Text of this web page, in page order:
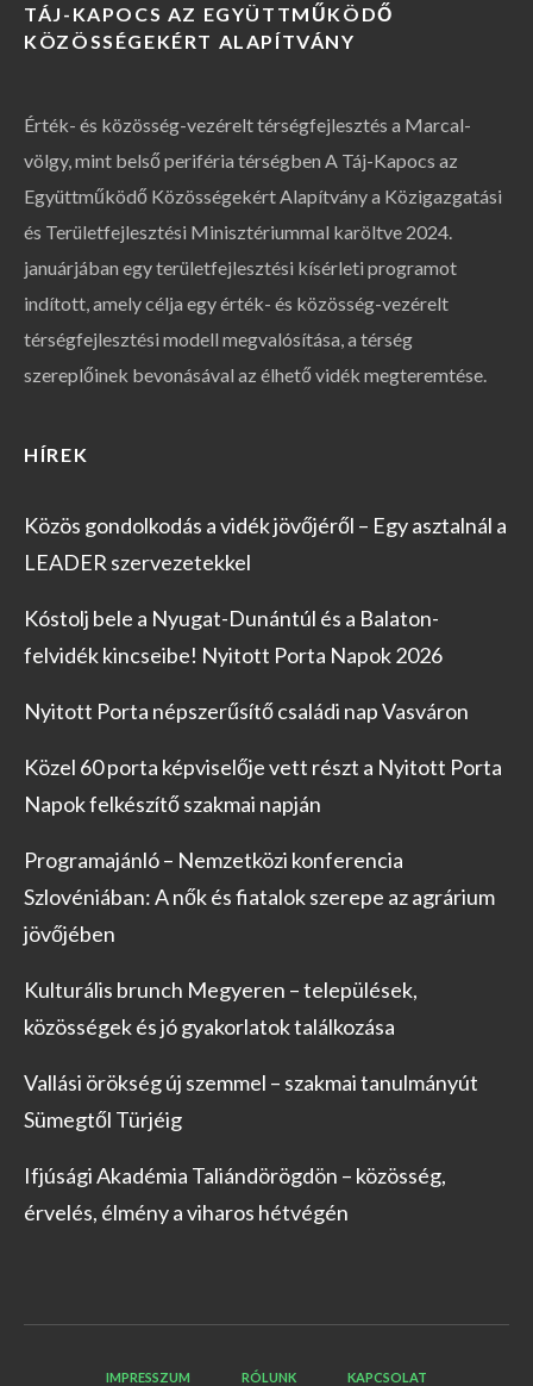
TÁJ-KAPOCS AZ EGYÜTTMŰKÖDŐ
KÖZÖSSÉGEKÉRT ALAPÍTVÁNY
Érték- és közösség-vezérelt térségfejlesztés a Marcal-
völgy, mint belső periféria térségben A Táj-Kapocs az
Együttműködő Közösségekért Alapítvány a Közigazgatási
és Területfejlesztési Minisztériummal karöltve 2024.
januárjában egy területfejlesztési kísérleti programot
indított, amely célja egy érték- és közösség-vezérelt
térségfejlesztési modell megvalósítása, a térség
szereplőinek bevonásával az élhető vidék megteremtése.
HÍREK
Közös gondolkodás a vidék jövőjéről – Egy asztalnál a
LEADER szervezetekkel
Kóstolj bele a Nyugat-Dunántúl és a Balaton-
felvidék kincseibe! Nyitott Porta Napok 2026
Nyitott Porta népszerűsítő családi nap Vasváron
Közel 60 porta képviselője vett részt a Nyitott Porta
Napok felkészítő szakmai napján
Programajánló – Nemzetközi konferencia
Szlovéniában: A nők és fiatalok szerepe az agrárium
jövőjében
Kulturális brunch Megyeren – települések,
közösségek és jó gyakorlatok találkozása
Vallási örökség új szemmel – szakmai tanulmányút
Sümegtől Türjéig
Ifjúsági Akadémia Taliándörögdön – közösség,
érvelés, élmény a viharos hétvégén
IMPRESSZUM RÓLUNK KAPCSOLAT